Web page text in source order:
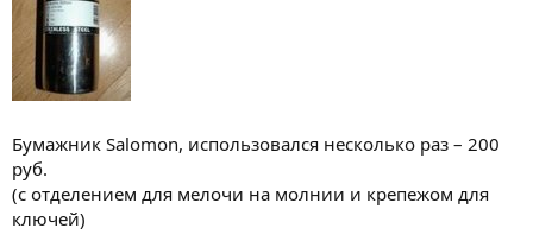
Бумажник Salomon, использовался несколько раз – 200
руб.
(с отделением для мелочи на молнии и крепежом для
ключей)